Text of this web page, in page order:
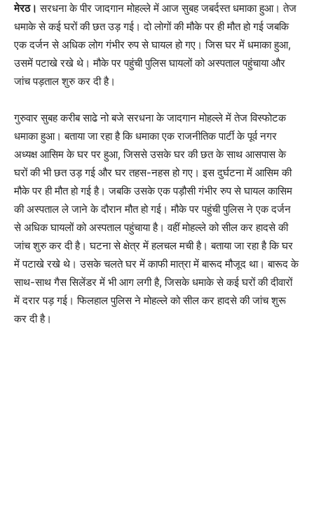
मेरठ। सरधना के पीर जादगान मोहल्ले में आज सुबह जबर्दस्त धमाका हुआ। तेज
धमाके से कई घरों की छत उड़ गई। दो लोगों की मौके पर ही मौत हो गई जबकि
एक दर्जन से अधिक लोग गंभीर रुप से घायल हो गए। जिस घर में धमाका हुआ,
उसमें पटाखे रखे थे। मौके पर पहुंची पुलिस घायलों को अस्पताल पहुंचाया और
जांच पड़ताल शुरु कर दी है।
गुरुवार सुबह करीब साढे नो बजे सरधना के जादगान मोहल्ले में तेज विस्फोटक
धमाका हुआ। बताया जा रहा है कि धमाका एक राजनीतिक पार्टी के पूर्व नगर
अध्यक्ष आसिम के घर पर हुआ, जिससे उसके घर की छत के साथ आसपास के
घरों की भी छत उड़ गई और घर तहस-नहस हो गए। इस दुर्घटना में आसिम की
मौके पर ही मौत हो गई है। जबकि उसके एक पड़ौसी गंभीर रुप से घायल कासिम
की अस्पताल ले जाने के दौरान मौत हो गई। मौके पर पहुंची पुलिस ने एक दर्जन
से अधिक घायलों को अस्पताल पहुंचाया है। वहीं मोहल्ले को सील कर हादसे की
जांच शुरु कर दी है। घटना से क्षेत्र में हलचल मची है। बताया जा रहा है कि घर
में पटाखे रखे थे। उसके चलते घर में काफी मात्रा में बारूद मौजूद था। बारूद के
साथ-साथ गैस सिलेंडर में भी आग लगी है, जिसके धमाके से कई घरों की दीवारों
में दरार पड़ गई। फिलहाल पुलिस ने मोहल्ले को सील कर हादसे की जांच शुरू
कर दी है।